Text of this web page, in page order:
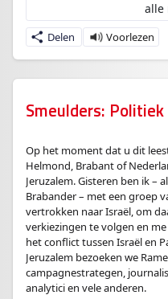
Delen
alle
Smeulders:
Op het moment dat u dit
Helmond, Brabant of
Jeruzalem. Gisteren ben ik –
Brabander – met een groep
vertrokken naar Israël, om
verkiezingen te volgen en
het conflict tussen Israël en
Jeruzalem bezoeken we
campagnestrategen,
analytici en vele anderen.